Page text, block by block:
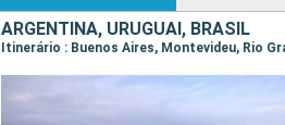
ARGENTINA, URUGUAI, BRASIL